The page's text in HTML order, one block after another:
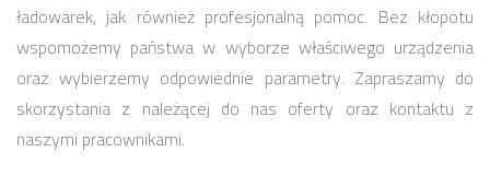
ładowarek, jak również profesjonalną pomoc. Bez kłopotu
wspomożemy państwa w wyborze właściwego urządzenia
oraz wybierzemy odpowiednie parametry. Zapraszamy do
skorzystania z należącej do nas oferty oraz kontaktu z
naszymi pracownikami.